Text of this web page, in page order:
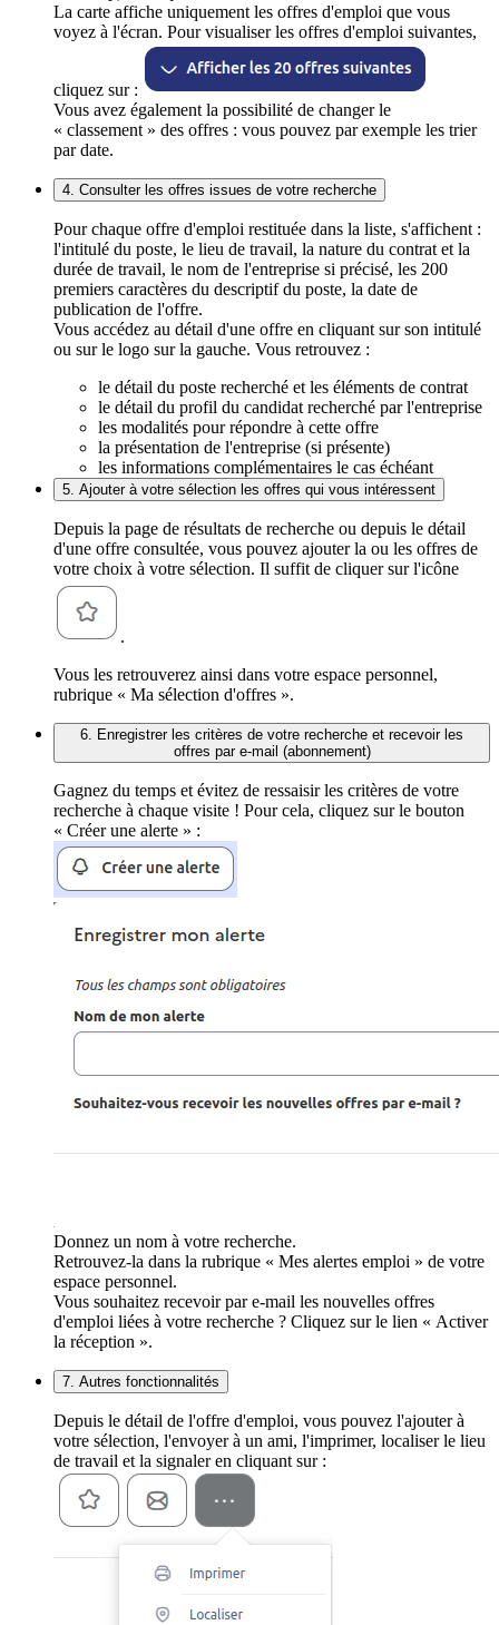
La carte affiche uniquement les offres d'emploi que vous
voyez à l'écran. Pour visualiser les offres d'emploi suivantes,
cliquez sur :
Vous avez également la possibilité de changer le
« classement » des offres : vous pouvez par exemple les trier
par date.
4. Consulter les offres issues de votre recherche
Pour chaque offre d'emploi restituée dans la liste, s'affichent :
l'intitulé du poste, le lieu de travail, la nature du contrat et la
durée de travail, le nom de l'entreprise si précisé, les 200
premiers caractères du descriptif du poste, la date de
publication de l'offre.
Vous accédez au détail d'une offre en cliquant sur son intitulé
ou sur le logo sur la gauche. Vous retrouvez :
le détail du poste recherché et les éléments de contrat
le détail du profil du candidat recherché par l'entreprise
les modalités pour répondre à cette offre
la présentation de l'entreprise (si présente)
les informations complémentaires le cas échéant
5. Ajouter à votre sélection les offres qui vous intéressent
Depuis la page de résultats de recherche ou depuis le détail
d'une offre consultée, vous pouvez ajouter la ou les offres de
votre choix à votre sélection. Il suffit de cliquer sur l'icône
.
Vous les retrouverez ainsi dans votre espace personnel,
rubrique « Ma sélection d'offres ».
6. Enregistrer les critères de votre recherche et recevoir les
offres par e-mail (abonnement)
Gagnez du temps et évitez de ressaisir les critères de votre
recherche à chaque visite ! Pour cela, cliquez sur le bouton
« Créer une alerte » :
Donnez un nom à votre recherche.
Retrouvez-la dans la rubrique « Mes alertes emploi » de votre
espace personnel.
Vous souhaitez recevoir par e-mail les nouvelles offres
d'emploi liées à votre recherche ? Cliquez sur le lien « Activer
la réception ».
7. Autres fonctionnalités
Depuis le détail de l'offre d'emploi, vous pouvez l'ajouter à
votre sélection, l'envoyer à un ami, l'imprimer, localiser le lieu
de travail et la signaler en cliquant sur :